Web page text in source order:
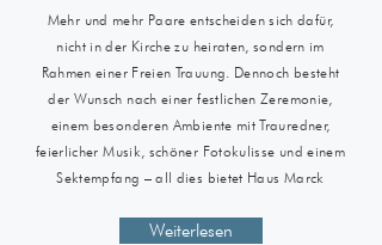
Mehr und mehr Paare entscheiden sich dafür,
nicht in der Kirche zu heiraten, sondern im
Rahmen einer Freien Trauung. Dennoch besteht
der Wunsch nach einer festlichen Zeremonie,
einem besonderen Ambiente mit Trauredner,
feierlicher Musik, schöner Fotokulisse und einem
Sektempfang – all dies bietet Haus Marck
Weiterlesen